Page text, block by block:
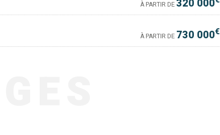
À PARTIR DE
À PARTIR DE 730 000€